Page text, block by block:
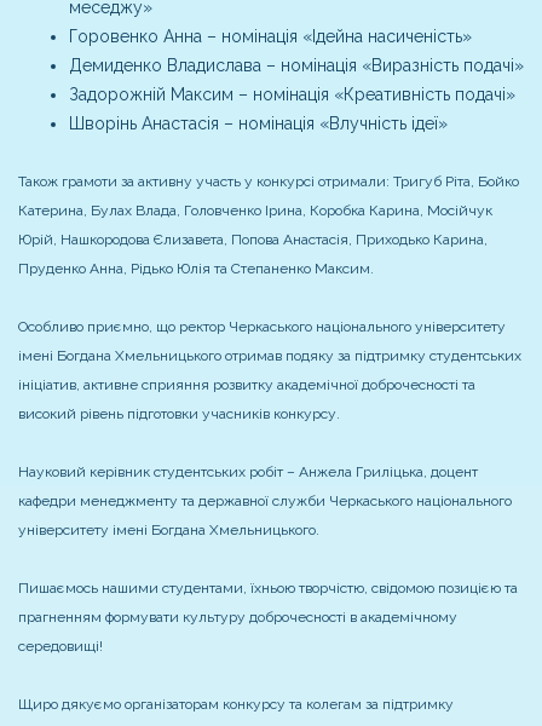
меседжу»
Горовенко Анна – номінація «Ідейна насиченість»
Демиденко Владислава – номінація «Виразність подачі»
Задорожній Максим – номінація «Креативність подачі»
Шворінь Анастасія – номінація «Влучність ідеї»
Також грамоти за активну участь у конкурсі отримали: Тригуб Ріта, Бойко
Катерина, Булах Влада, Головченко Ірина, Коробка Карина, Мосійчук
Юрій, Нашкородова Єлизавета, Попова Анастасія, Приходько Карина,
Пруденко Анна, Рідько Юлія та Степаненко Максим.
Особливо приємно, що ректор Черкаського національного університету
імені Богдана Хмельницького отримав подяку за підтримку студентських
ініціатив, активне сприяння розвитку академічної доброчесності та
високий рівень підготовки учасників конкурсу.
Науковий керівник студентських робіт – Анжела Гриліцька, доцент
кафедри менеджменту та державної служби Черкаського національного
університету імені Богдана Хмельницького.
Пишаємось нашими студентами, їхньою творчістю, свідомою позицією та
прагненням формувати культуру доброчесності в академічному
середовищі!
Щиро дякуємо організаторам конкурсу та колегам за підтримку